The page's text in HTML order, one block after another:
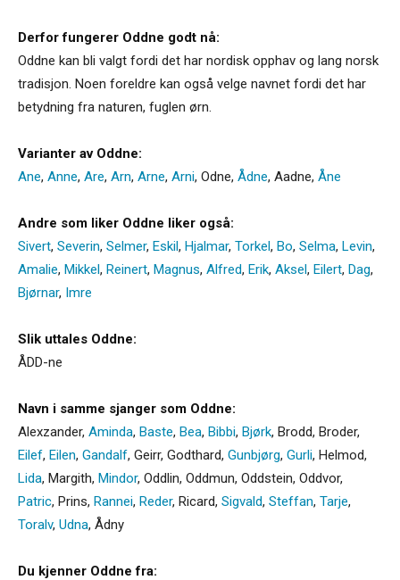
Derfor fungerer Oddne godt nå:
Oddne kan bli valgt fordi det har nordisk opphav og lang norsk
tradisjon. Noen foreldre kan også velge navnet fordi det har
betydning fra naturen, fuglen ørn.
Varianter av Oddne:
Ane, Anne, Are, Arn, Arne, Arni, Odne, Ådne, Aadne, Åne
Andre som liker Oddne liker også:
Sivert, Severin, Selmer, Eskil, Hjalmar, Torkel, Bo, Selma, Levin,
Amalie, Mikkel, Reinert, Magnus, Alfred, Erik, Aksel, Eilert, Dag,
Bjørnar, Imre
Slik uttales Oddne:
ÅDD-ne
Navn i samme sjanger som Oddne:
Alexzander, Aminda, Baste, Bea, Bibbi, Bjørk, Brodd, Broder,
Eilef, Eilen, Gandalf, Geirr, Godthard, Gunbjørg, Gurli, Helmod,
Lida, Margith, Mindor, Oddlin, Oddmun, Oddstein, Oddvor,
Patric, Prins, Rannei, Reder, Ricard, Sigvald, Steffan, Tarje,
Toralv, Udna, Ådny
Du kjenner Oddne fra: